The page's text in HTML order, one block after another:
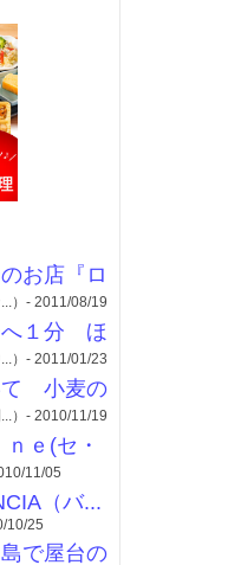
お店『ロ
）- 2011/08/19
へ１分 ほ
）- 2011/01/23
て 小麦の
）- 2010/11/19
ｅ(セ・
11/05
（バ...
10/25
で屋台の